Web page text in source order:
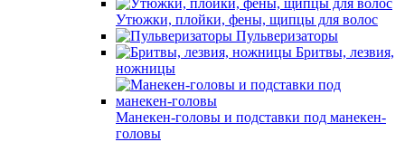
Утюжки, плойки, фены, щипцы для волос
Пульверизаторы
Бритвы, лезвия,
ножницы
Манекен-головы и подставки под манекен-
головы